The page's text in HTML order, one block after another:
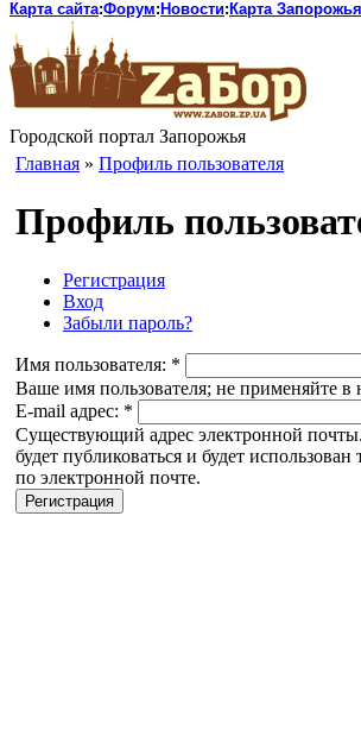
Карта сайта:Форум: Новости: Карта Запорожья
Городской портал Запорожья
Главная » Профиль пользователя
Профиль
Регистрация
Вход
Забыли пароль?
Имя пользователя: *
Ваше имя пользователя; не применяйте в
E-mail адрес: *
Существующий адрес электронной
будет публиковаться и будет
по электронной почте.